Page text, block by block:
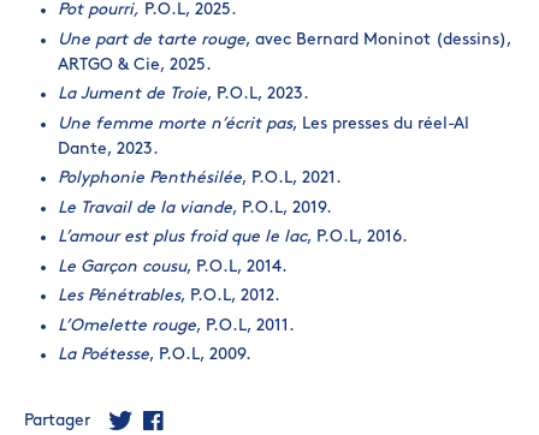
Pot pourri, P.O.L, 2025.
Une part de tarte rouge, avec Bernard Moninot (dessins),
ARTGO & Cie, 2025.
La Jument de Troie, P.O.L, 2023.
Une femme morte n’écrit pas, Les presses du réel-Al
Dante, 2023.
Polyphonie Penthésilée, P.O.L, 2021.
Le Travail de la viande, P.O.L, 2019.
L’amour est plus froid que le lac, P.O.L, 2016.
Le Garçon cousu, P.O.L, 2014.
Les Pénétrables, P.O.L, 2012.
L’Omelette rouge, P.O.L, 2011.
La Poétesse, P.O.L, 2009.
Partager